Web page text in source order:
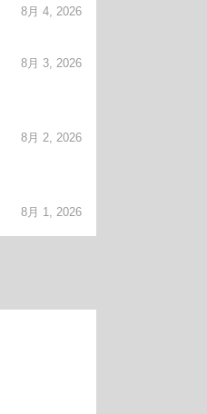
8月 4, 2026
8月 3, 2026
8月 2, 2026
8月 1, 2026